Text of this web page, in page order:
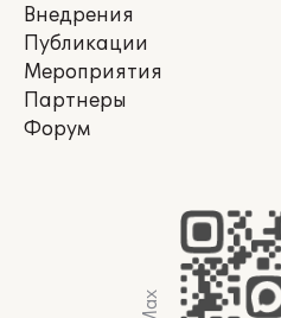
Внедрения
Публикации
Мероприятия
Партнеры
Форум